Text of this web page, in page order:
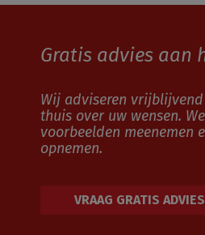
Gratis advies aan
Wij adviseren
thuis over uw wensen.
voorbeelden meenemen
opnemen.
VRAAG GRATIS